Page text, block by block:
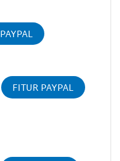
PAYPAL
FITUR PAYPAL